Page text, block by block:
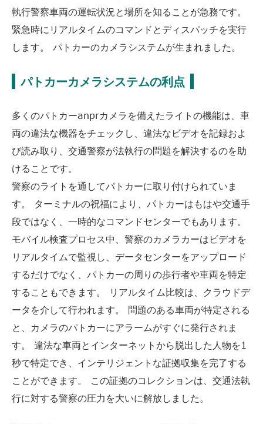
執行警察車両の運転状況と場所を知ることが急務です。
緊急時にリアルタイムのコマンドとディスパッチを実行
します。 パトカーのカメラシステムが生まれました。
パトカーカメラシステムの利点
多くのパトカーanprカメラを備えたライトの機能は、車
両の違法な機器をチェックし、違法なビデオを記録およ
び読み取り、交通警察が法執行の問題を解決するのを助
けることです。
警察のライトを通してパトカーに取り付けられていま
す。 ターミナルの祝福により、パトカーはもはや交通手
段ではなく、一時的なコマンドセンターでもあります。
モバイル検査プロセス中、警察のカメラカーはビデオを
リアルタイムで監視し、データセンターをアップロード
するだけでなく、パトカーの周りの歩行者や車両を特定
することもできます。 リアルタイム比較は、クラウドデ
ータを介して行われます。 問題のある車両が特定される
と、カメラのパトカーにアラームがすぐに発行されま
す。 違法な車両とインターネットから脱出した人物を1
秒で特定でき、インテリジェントな証拠収集を完了する
ことができます。 この証拠のコレクションは、交通法執
行に対する警察の圧力を大いに解放しました。